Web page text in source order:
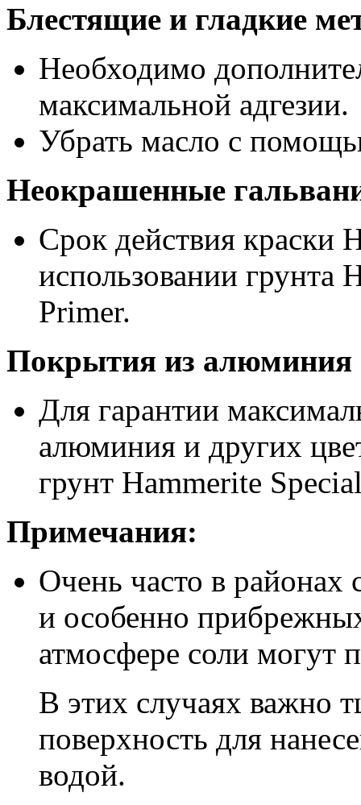
Блестящие и гладкие
Необходимо
максимальной адгезии.
Убрать масло с
Неокрашенные
Срок действия краски
использовании грунта
Primer.
Покрытия из алюминия
Для гарантии
алюминия и других
грунт Hammerite
Примечания:
Очень часто в
и особенно
атмосфере соли могут
В этих случаях важно
поверхность для
водой.